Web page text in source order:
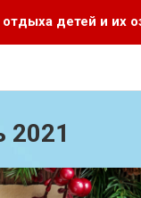
детей и их
2021